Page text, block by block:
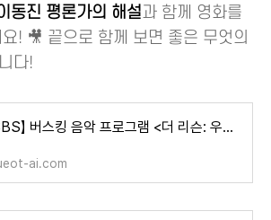
동진 평론가의 해설과 함께 영화를
! 🎥 끝으로 함께 보면 좋은 무엇의
다!
【SBS】 버스킹 음악 프로그램 <더 리슨: 우리 함께 다시> 소개! [출연진 가수 라인업 예능 방영일
ai.com